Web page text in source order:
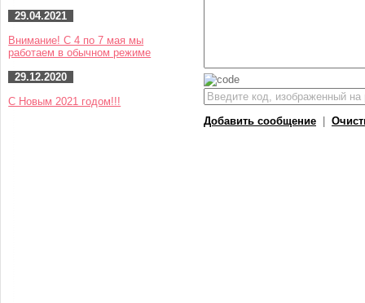
Добавить сообщение
29.04.2021
Внимание! С 4 по 7 мая мы
работаем в обычном режиме
29.12.2020
С Новым 2021 годом!!!